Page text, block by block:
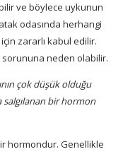
ve böylece uykunun
odasında herhangi
zararlı kabul edilir.
sorununa neden olabilir.
çok düşük olduğu
bir hormon
hormondur. Genellikle